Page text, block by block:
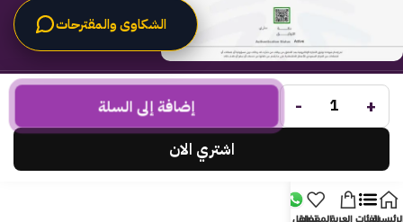
جميع الحقوق محفوظة لـالحلول الراقية© 2025.
تم التطوير بواسطةCode Times
.
الفئاتالعربةالمفضلةتواصل معنا
+
- إضافة إلى السلة
اشتري الان
الشكاوى والمقترحات